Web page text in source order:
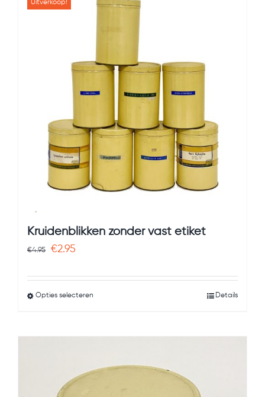
Uitverkoop!
Kruidenblikken zonder vast etiket
€4.95
Oorspronkelijke
was:
€4.95.
€2.95
is:
€2.95.
Opties selecteren Details